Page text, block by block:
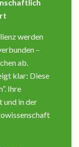
werden
–
ab.
klar: Diese
Ihre
und in der